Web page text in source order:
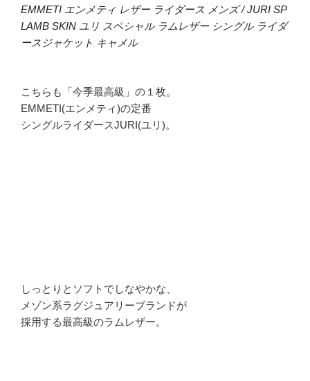
EMMETI エンメティ レザー ライダース メンズ / JURI SP
LAMB SKIN ユリ スペシャル ラムレザー シングル ライダ
ースジャケット キャメル
こちらも「今季最高級」の１枚。
EMMETI(エンメティ)の定番
シングルライダースJURI(ユリ)。
しっとりとソフトでしなやかな、
メゾン系ラグジュアリーブランドが
採用する最高級のラムレザー。